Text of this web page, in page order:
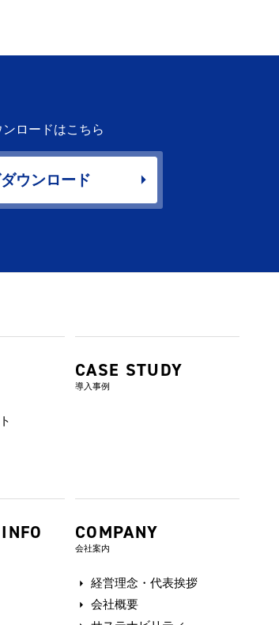
ロードはこちら
ウンロード
CASE STUDY
導入事例
COMPANY
会社案内
経営理念・代表挨拶
会社概要